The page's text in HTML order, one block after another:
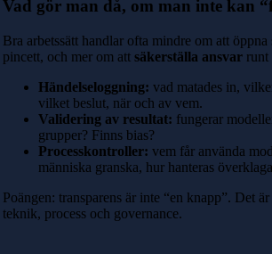
Vad gör man då, om man inte kan
Bra arbetssätt handlar ofta mindre om att öppna
pincett, och mer om att säkerställa ansvar runt
Händelseloggning: vad matades in,
vilket beslut, när och av vem.
Validering av resultat: fungerar
grupper? Finns bias?
Processkontroller: vem får använda
människa granska, hur hanteras
Poängen: transparens är inte “en knapp”. Det
teknik, process och governance.